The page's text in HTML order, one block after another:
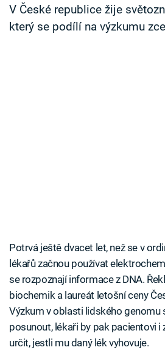
Sledujte nás
V České republice žije
který se podílí na výzkumu
Potrvá ještě dvacet let, než se v
lékařů začnou používat
se rozpoznají informace z DNA.
biochemik a laureát letošní ceny
Výzkum v oblasti lidského genomu
posunout, lékaři by pak pacientovi i
určit, jestli mu daný lék vyhovuje.